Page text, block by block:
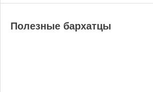
Полезные бархатцы